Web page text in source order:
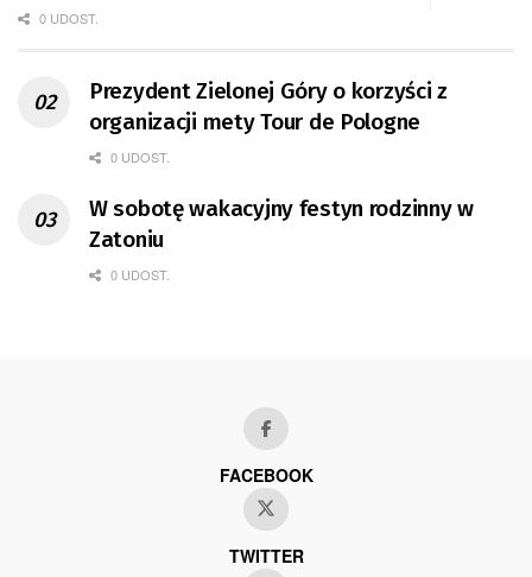
0 UDOST.
Prezydent Zielonej Góry o korzyści z
organizacji mety Tour de Pologne
0 UDOST.
W sobotę wakacyjny festyn rodzinny w
Zatoniu
0 UDOST.
FACEBOOK
TWITTER